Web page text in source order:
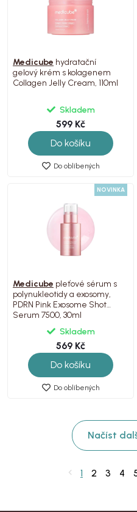
Medicube hydratační
gelový krém s kolagenem
Collagen Jelly Cream, 110ml
Skladem
599 Kč
Do košíku
Do oblíbených
NOVINKA
Medicube pleťové sérum s
polynukleotidy a exosomy,
PDRN Pink Exosome Shot
Serum 7500, 30ml
Skladem
569 Kč
Do košíku
Do oblíbených
Načíst
1 2 3 4